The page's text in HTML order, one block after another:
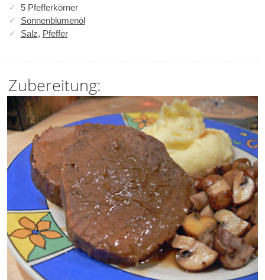
5 Pfefferkörner
Sonnenblumenöl
Salz, Pfeffer
Zubereitung: